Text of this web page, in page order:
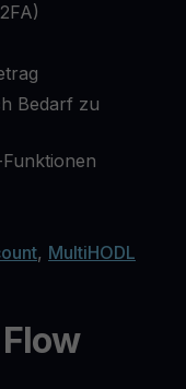
Bedarf zu
, MultiHODL